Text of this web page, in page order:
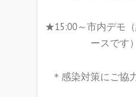
★15:00～市内デモ
ースです）
＊感染対策にご協